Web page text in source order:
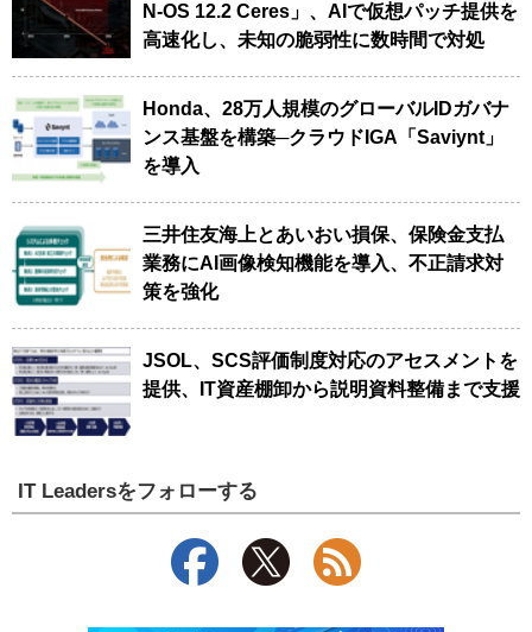
N-OS 12.2 Ceres」、AIで仮想パッチ提供を
高速化し、未知の脆弱性に数時間で対処
Honda、28万人規模のグローバルIDガバナ
ンス基盤を構築─クラウドIGA「Saviynt」
を導入
三井住友海上とあいおい損保、保険金支払
業務にAI画像検知機能を導入、不正請求対
策を強化
JSOL、SCS評価制度対応のアセスメントを
提供、IT資産棚卸から説明資料整備まで支援
IT Leadersをフォローする